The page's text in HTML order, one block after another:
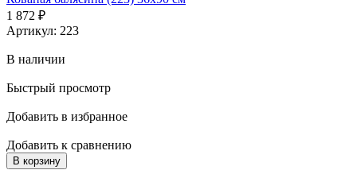
1 872 ₽
Артикул: 223
В наличии
Быстрый просмотр
Добавить в избранное
Добавить к сравнению
В корзину